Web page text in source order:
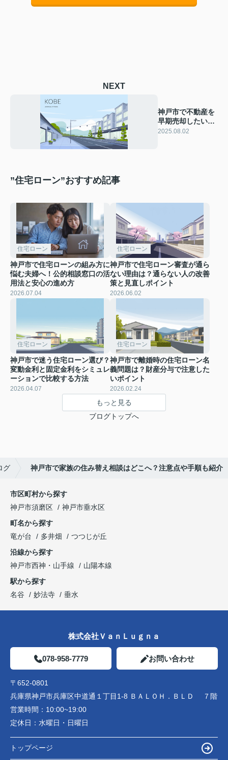
NEXT
神戸市で不動産を
早期売却したい方
必見！業者選びの
2025.08.02
”住宅ローン”おすすめ記事
住宅ローン
神戸市で住宅ローンの組み方に
悩む夫婦へ！公的相談窓口の活
用法と安心の進め方
2026.07.04
住宅ローン
神戸市で住宅ローン審査が通ら
ない理由は？通らない人の改善
策と見直しポイント
2026.06.02
住宅ローン
神戸市で迷う住宅ローン選び？
変動金利と固定金利をシミュレ
ーションで比較する方法
2026.04.07
住宅ローン
神戸市で離婚時の住宅ローン名
義問題は？財産分与で注意した
いポイント
2026.02.24
もっと見る
ブログトップへ
グ 神戸市で家族の住み替え相談はどこへ？注意点や手順も紹介
市区町村から探す
神戸市須磨区
神戸市垂水区
町名から探す
竜が台
多井畑
つつじが丘
沿線から探す
神戸市西神・山手線
山陽本線
駅から探す
名谷
妙法寺 垂水
株式会社ＶａｎＬｕｇｎａ
078-958-7779 お問い合わせ
〒652-0801
兵庫県神戸市兵庫区中道通１丁目1-8 ＢＡＬＯＨ．ＢＬＤ ７階
営業時間： 10:00~19:00
定休日： 水曜日・日曜日
トップページ